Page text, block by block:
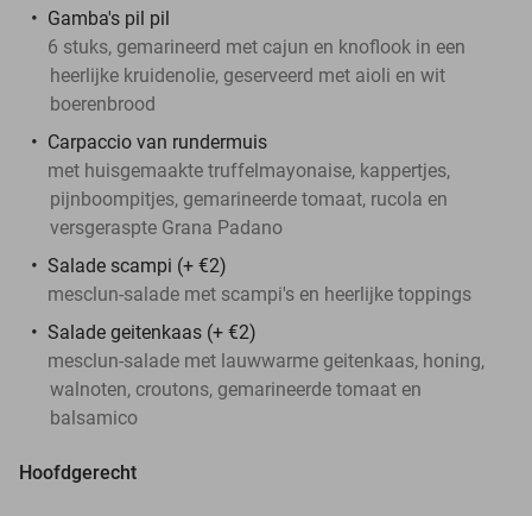
Gamba's pil pil
6 stuks, gemarineerd met cajun en knoflook in een
heerlijke kruidenolie, geserveerd met aioli en wit
boerenbrood
Carpaccio van rundermuis
met huisgemaakte truffelmayonaise, kappertjes,
pijnboompitjes, gemarineerde tomaat, rucola en
versgeraspte Grana Padano
Salade scampi (+ €2)
mesclun-salade met scampi's en heerlijke toppings
Salade geitenkaas (+ €2)
mesclun-salade met lauwwarme geitenkaas, honing,
walnoten, croutons, gemarineerde tomaat en
balsamico
Hoofdgerecht